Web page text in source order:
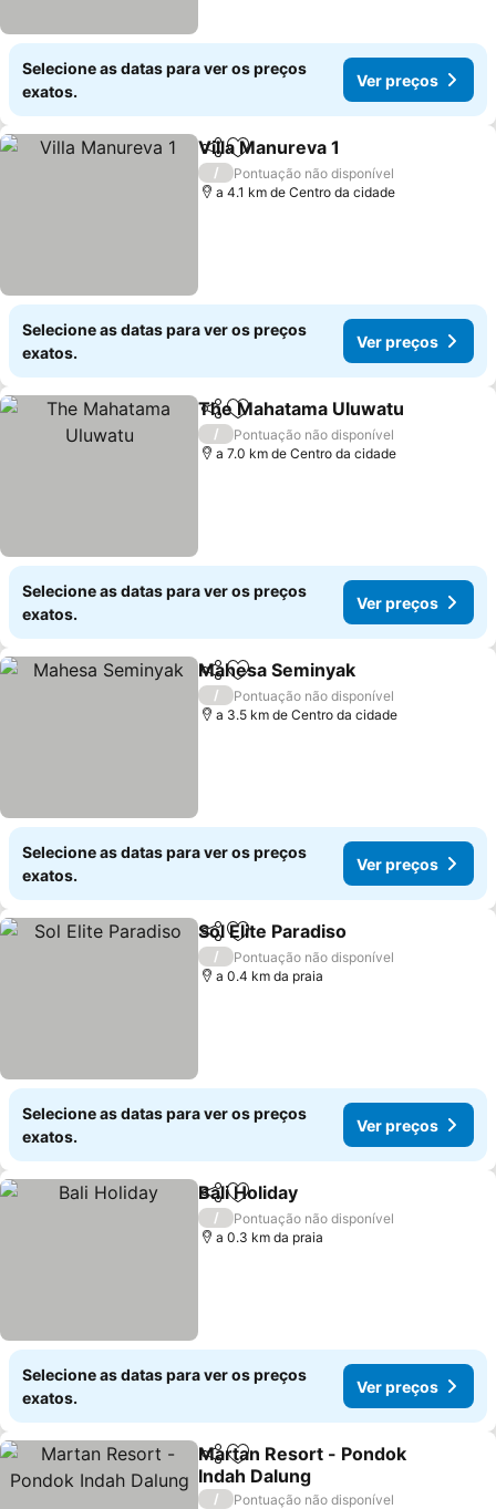
Selecione as datas para ver os preços
exatos.
Ver preços
PartilharAdicionar aos favoritos
Villa Manureva 1
/
Pontuação não disponível
a 4.1 km de Centro da cidade
Selecione as datas para ver os preços
exatos.
Ver preços
PartilharAdicionar aos favoritos
The Mahatama Uluwatu
/
Pontuação não disponível
a 7.0 km de Centro da cidade
Selecione as datas para ver os preços
exatos.
Ver preços
PartilharAdicionar aos favoritos
Mahesa Seminyak
/
Pontuação não disponível
a 3.5 km de Centro da cidade
Selecione as datas para ver os preços
exatos.
Ver preços
PartilharAdicionar aos favoritos
Sol Elite Paradiso
/
Pontuação não disponível
a 0.4 km da praia
Selecione as datas para ver os preços
exatos.
Ver preços
PartilharAdicionar aos favoritos
Bali Holiday
/
Pontuação não disponível
a 0.3 km da praia
Selecione as datas para ver os preços
exatos.
Ver preços
PartilharAdicionar aos favoritos
Martan Resort - Pondok
Indah Dalung
/
Pontuação não disponível